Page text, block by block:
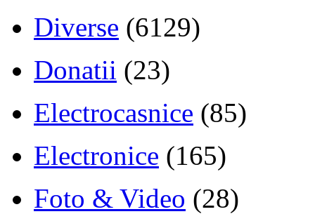
Diverse (6129)
Donatii (23)
Electrocasnice (85)
Electronice (165)
Foto & Video (28)